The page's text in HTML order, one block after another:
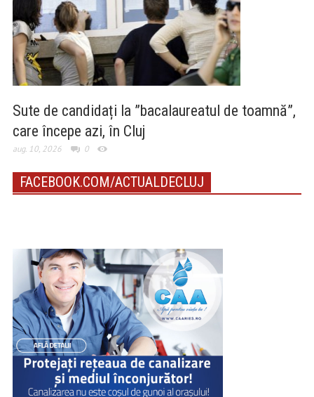
Sute de candidați la ”bacalaureatul de toamnă”,
care începe azi, în Cluj
aug. 10, 2026 0
FACEBOOK.COM/ACTUALDECLUJ